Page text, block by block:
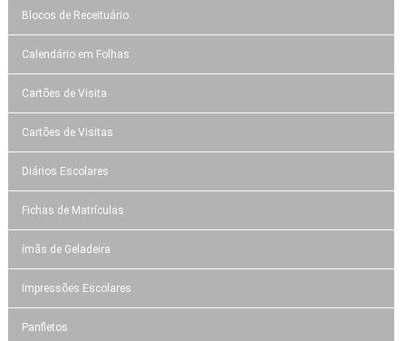
Blocos de Receituário
Calendário em Folhas
Cartões de Visita
Cartões de Visitas
Diários Escolares
Fichas de Matrículas
ímãs de Geladeira
Impressões Escolares
Panfletos